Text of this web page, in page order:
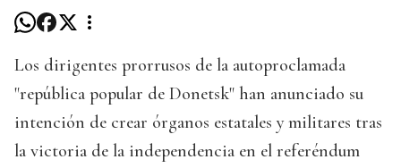
Los dirigentes prorrusos de la autoproclamada
"república popular de Donetsk" han anunciado su
intención de crear órganos estatales y militares tras
la victoria de la independencia en el referéndum